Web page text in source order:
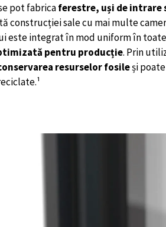
pot fabricaferestre, uși de intrare
construcției sale cu mai multe
este integrat în mod uniform în
pentru producție. Prin
resurselor fosileși